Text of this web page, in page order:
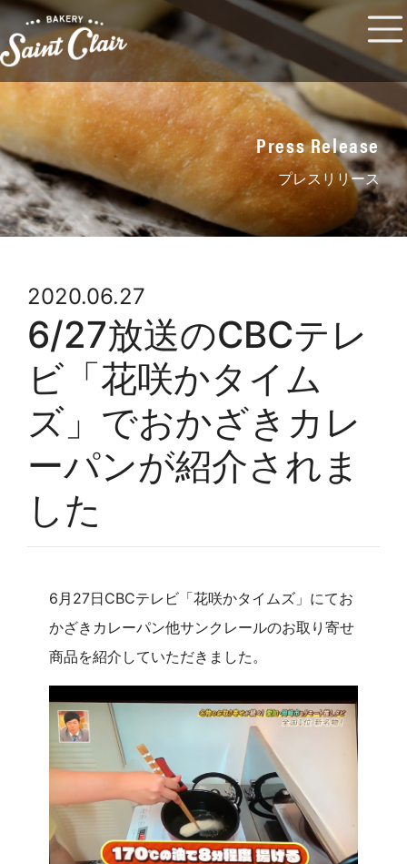
Press Release
プレスリリース
2020.06.27
6/27放送のCBCテレ
ビ「花咲かタイム
ズ」でおかざきカレ
ーパンが紹介されま
した
6月27日CBCテレビ「花咲かタイムズ」にてお
かざきカレーパン他サンクレールのお取り寄せ
商品を紹介していただきました。